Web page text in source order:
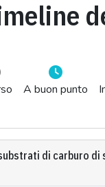
A buon punto
di carburo di